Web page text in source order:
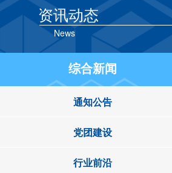
资讯动态
News
综合新闻
通知公告
党团建设
行业前沿